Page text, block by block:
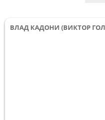
ВЛАД КАДОНИ (ВИКТОР